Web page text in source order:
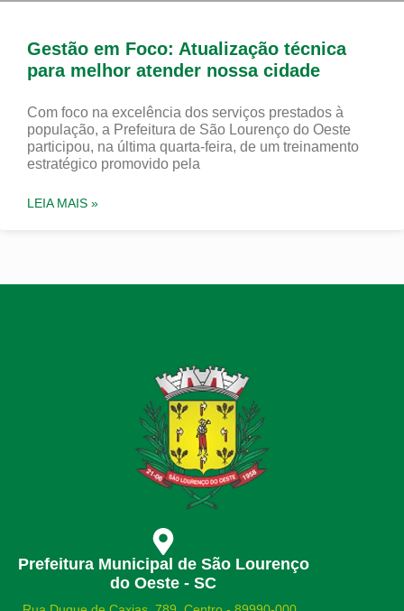
Gestão em Foco: Atualização técnica
para melhor atender nossa cidade
Com foco na excelência dos serviços prestados à
população, a Prefeitura de São Lourenço do Oeste
participou, na última quarta-feira, de um treinamento
estratégico promovido pela
LEIA MAIS »
Prefeitura Municipal de São Lourenço
do Oeste - SC